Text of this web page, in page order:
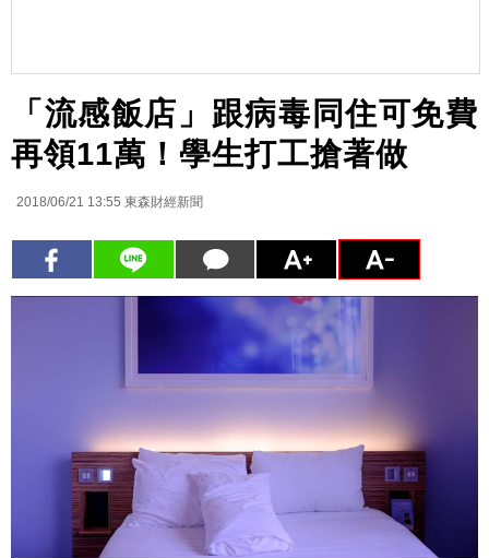
「流感飯店」跟病毒同住可免費
再領11萬！學生打工搶著做
2018/06/21 13:55 東森財經新聞